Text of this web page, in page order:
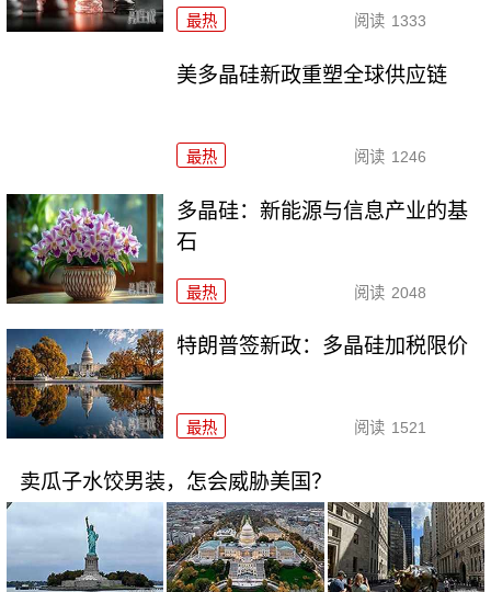
最热 阅读 1333
美多晶硅新政重塑全球供应链
最热 阅读 1246
多晶硅：新能源与信息产业的基
石
最热 阅读 2048
特朗普签新政：多晶硅加税限价
最热 阅读 1521
卖瓜子水饺男装，怎会威胁美国？